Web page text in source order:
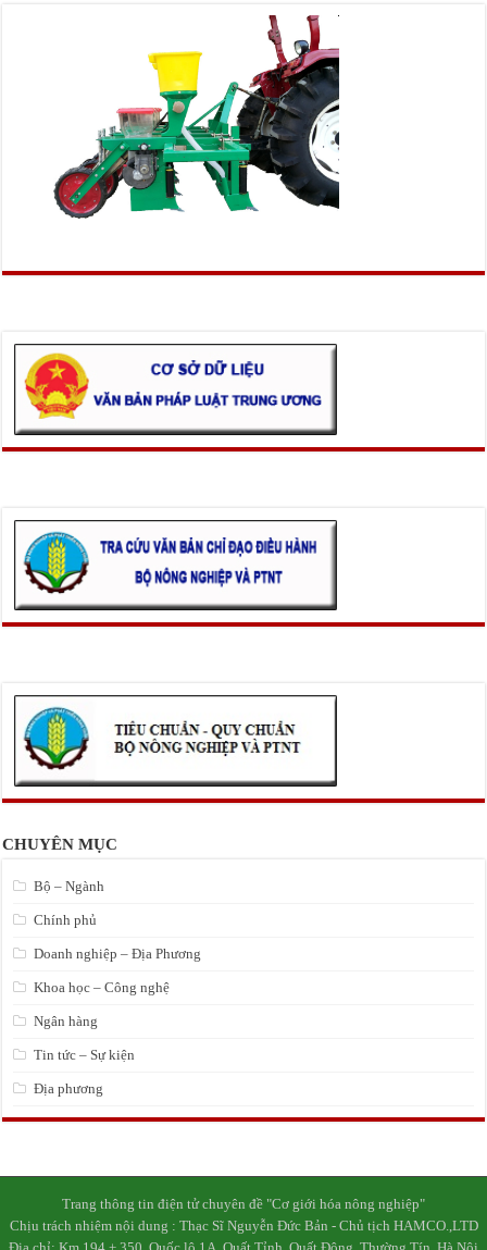
CHUYÊN MỤC
Bộ – Ngành
Chính phủ
Doanh nghiệp – Địa Phương
Khoa học – Công nghệ
Ngân hàng
Tin tức – Sự kiện
Địa phương
Trang thông tin điện tử chuyên đề "Cơ giới hóa nông nghiệp"
Chịu trách nhiệm nội dung : Thạc Sĩ Nguyễn Đức Bản - Chủ tịch HAMCO.,LTD